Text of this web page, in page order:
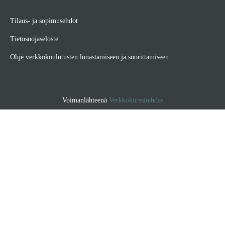
Tilaus- ja sopimusehdot
Tietosuojaseloste
Ohje verkkokoulutusten lunastamiseen ja suorittamiseen
Voimanlähteenä Verkkokurssitehdas